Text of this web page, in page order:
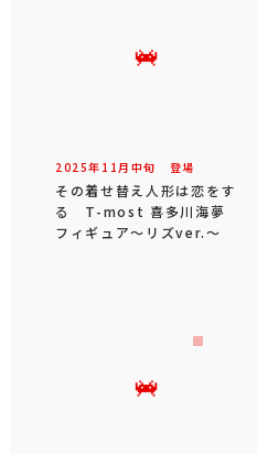
2025年 11 月 中旬 登場
その着せ替え人形は恋をす
る T-most 喜多川海夢
フィギュア～リズver.～